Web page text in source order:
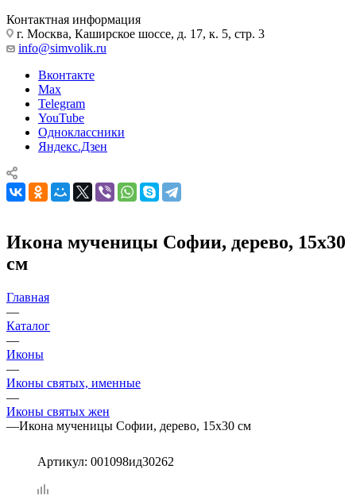
Контактная информация
г. Москва, Каширское шоссе, д. 17, к. 5, стр. 3
info@simvolik.ru
Вконтакте
Max
Telegram
YouTube
Одноклассники
Яндекс.Дзен
Икона мученицы Софии, дерево, 15х30
см
Главная
—
Каталог
—
Иконы
—
Иконы святых, именные
—
Иконы святых жен
—Икона мученицы Софии, дерево, 15х30 см
Артикул: 001098ид30262